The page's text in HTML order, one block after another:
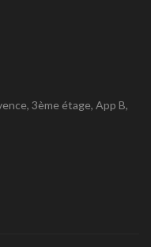
3ème étage, App B,